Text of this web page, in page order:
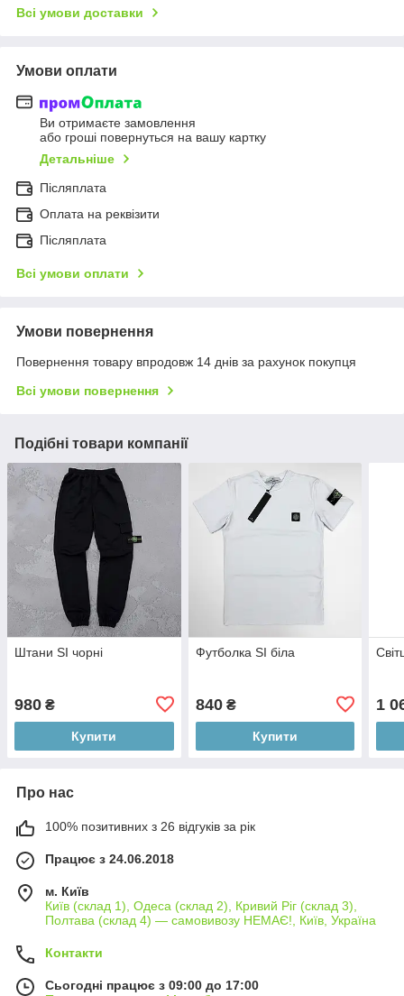
Всі умови доставки
Умови оплати
Ви отримаєте замовлення
або гроші повернуться на вашу картку
Детальніше
Післяплата
Оплата на реквізити
Післяплата
Всі умови оплати
Умови повернення
Повернення товару впродовж 14 днів за рахунок покупця
Всі умови повернення
Подібні товари компанії
Штани SI чорні
980 ₴
Купити
Футболка SI біла
840₴
Купити
1
Про нас
100% позитивних з 26 відгуків за рік
Працює з 24.06.2018
м. Київ
Київ (склад 1), Одеса (склад 2), Кривий Ріг (склад 3),
Полтава (склад 4) — самовивозу НЕМАЄ!, Київ, Україна
Контакти
Сьогодні працює з 09:00 до 17:00